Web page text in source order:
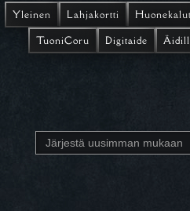
Yleinen Lahjakortti Huonekalut
TuoniCoru
Digitaide